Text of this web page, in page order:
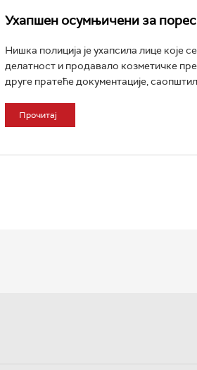
Ухапшен осумњичени за
Нишка полиција је ухапсила лице које
делатност и продавало козметичке
друге пратеће документације,
Прочитај